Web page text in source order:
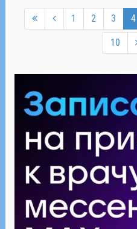
1 2 3 4
10